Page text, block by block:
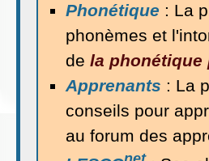
Phonétique : La
phonèmes et
de la phonétique
Apprenants : La
conseils pour
au forum des